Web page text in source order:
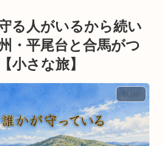
る人がいるから続い
・平尾台と合馬がつ
小さな旅】
BLOG